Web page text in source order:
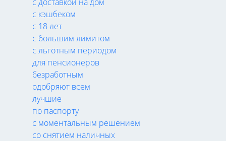
с кэшбеком
с 18 лет
с большим лимитом
с льготным периодом
для пенсионеров
безработным
одобряют всем
лучшие
по паспорту
с моментальным решением
со снятием наличных